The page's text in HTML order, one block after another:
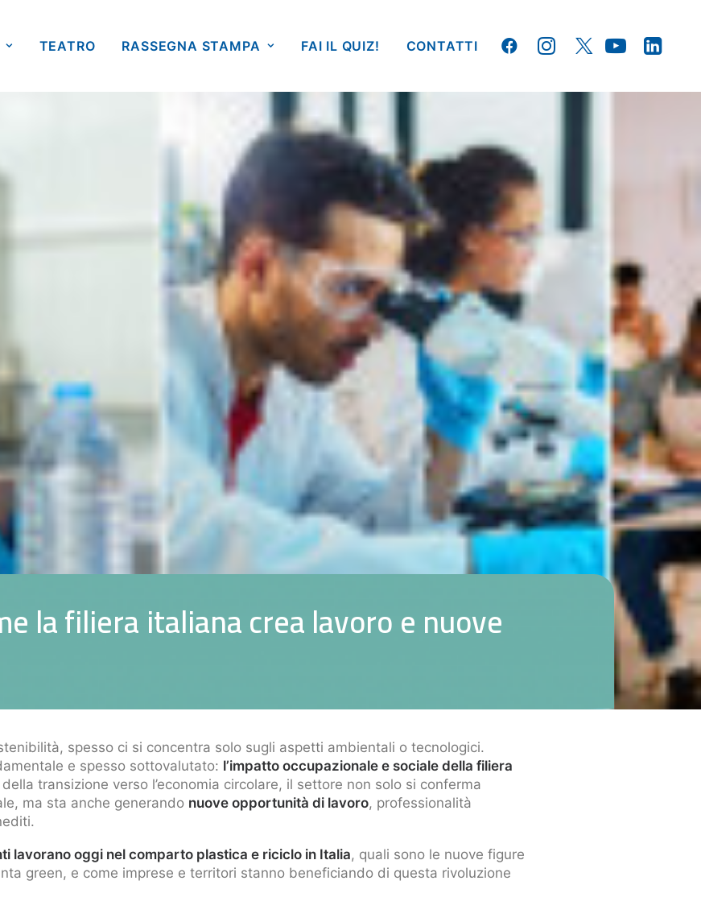
TEATRO RASSEGNA STAMPA FAI IL QUIZ! CONTATTI
elafilieraitalianacrealavoroenuove
spesso ci si concentra solo sugli aspetti ambientali o tecnologici.
e spesso sottovalutato: l’impatto occupazionale e sociale della filiera
transizione verso l’economia circolare, il settore non solo si conferma
ma sta anche generando nuove opportunità di lavoro, professionalità
lavorano oggi nel comparto plastica e riciclo in Italia, quali sono le nuove figure
green, e come imprese e territori stanno beneficiando di questa rivoluzione